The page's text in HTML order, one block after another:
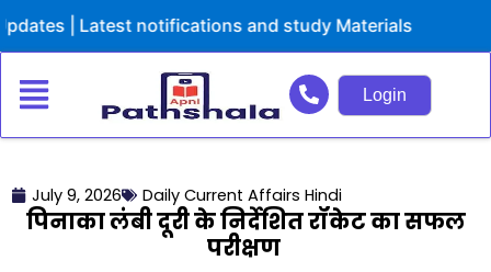
to
| Latest notifications and study Materials
Login
July 9, 2026 Daily Current Affairs Hindi
पिनाका लंबी दूरी के निर्देशित रॉकेट का सफल
परीक्षण